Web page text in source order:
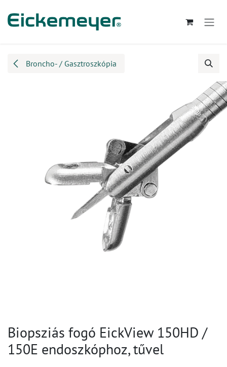
Broncho- / Gasztroszkópia
Biopsziás fogó EickView 150HD /
150E endoszkóphoz, tűvel